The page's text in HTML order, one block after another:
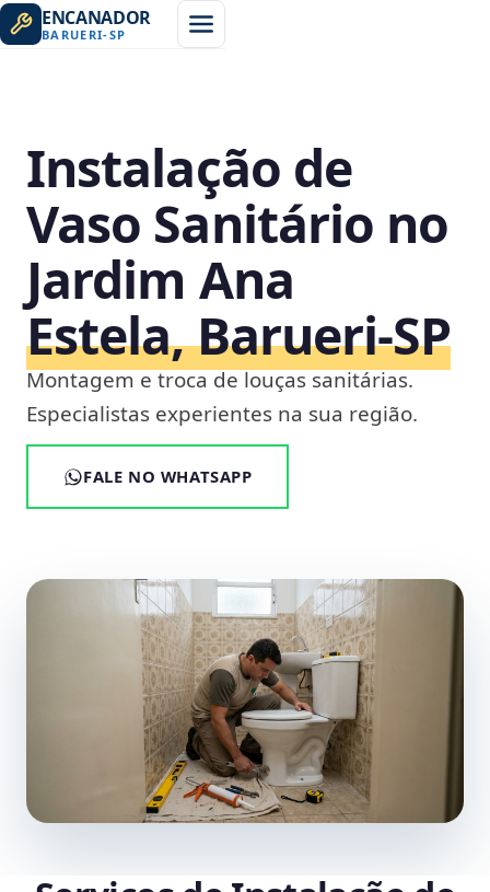
ENCANADOR
BARUERI-SP
Instalação de
Vaso Sanitário no
Jardim Ana
Estela, Barueri‑SP
Montagem e troca de louças sanitárias.
Especialistas experientes na sua região.
FALE NO WHATSAPP